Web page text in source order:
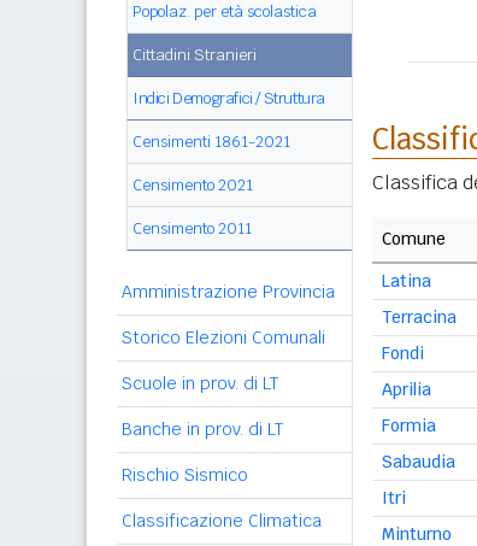
Popolaz. per età scolastica
Cittadini Stranieri
Indici Demografici / Struttura
Censimenti 1861-2021
Censimento 2021
Censimento 2011
Amministrazione Provincia
Storico Elezioni Comunali
Scuole in prov. di LT
Banche in prov. di LT
Rischio Sismico
Classificazione Climatica
Classifica
Comune
Latina
Terracina
Fondi
Aprilia
Formia
Sabaudia
Itri
Minturno